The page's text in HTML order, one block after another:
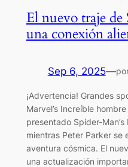
El nuevo traje
una conexión
Sep 6, 2025—
¡Advertencia! Grandes
Marvel’s Increíble
presentado Spider-
mientras Peter Parker se
aventura cósmica. El
una actualización